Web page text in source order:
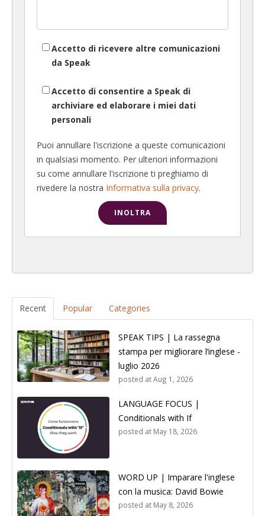
Accetto di ricevere altre comunicazioni
da Speak
Accetto di consentire a Speak di
archiviare ed elaborare i miei dati
personali
Puoi annullare l'iscrizione a queste comunicazioni
in qualsiasi momento. Per ulteriori informazioni
su come annullare l'iscrizione ti preghiamo di
rivedere la nostra Informativa sulla privacy.
Recent Popular Categories
SPEAK TIPS | La rassegna
stampa per migliorare l’inglese -
luglio 2026
posted atAug 1, 2026
LANGUAGE FOCUS |
Conditionals with If
posted at May 18, 2026
WORD UP | Imparare l'inglese
con la musica: David Bowie
posted at May 8, 2026